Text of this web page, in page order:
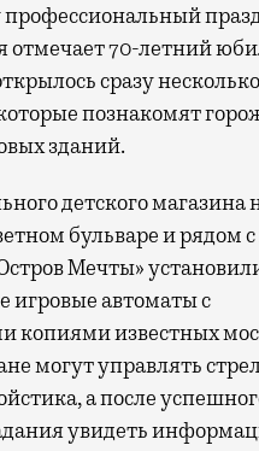
отмечает 70-летний
сразу несколько
познакомят
зданий.
детского магазина
бульваре и рядом
Мечты»
игровые автоматы с
известных
могут управлять
а после
увидеть